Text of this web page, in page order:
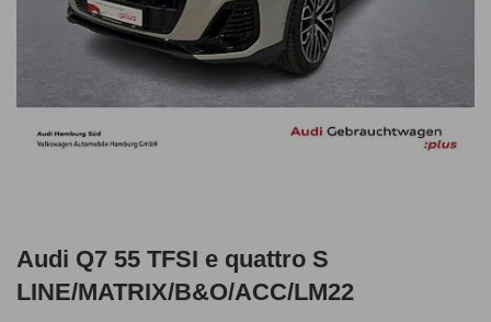
Audi Q7 55 TFSI e quattro S
LINE/MATRIX/B&O/ACC/LM22